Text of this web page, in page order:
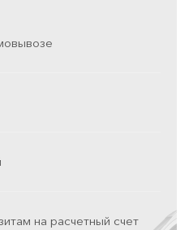
на расчетный счет